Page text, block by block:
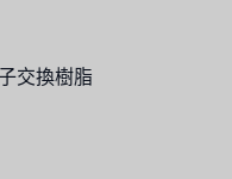
交換樹脂